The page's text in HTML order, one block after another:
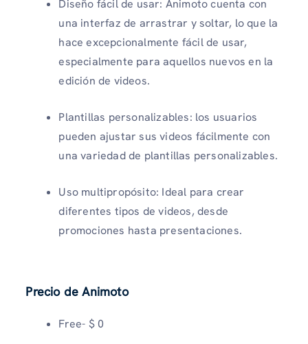
Diseño fácil de usar: Animoto cuenta con
una interfaz de arrastrar y soltar, lo que la
hace excepcionalmente fácil de usar,
especialmente para aquellos nuevos en la
edición de videos.
Plantillas personalizables: los usuarios
pueden ajustar sus videos fácilmente con
una variedad de plantillas personalizables.
Uso multipropósito: Ideal para crear
diferentes tipos de videos, desde
promociones hasta presentaciones.
Precio de Animoto
Free- $ 0